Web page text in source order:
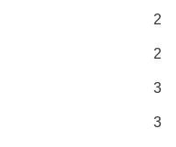
2
2
3
3